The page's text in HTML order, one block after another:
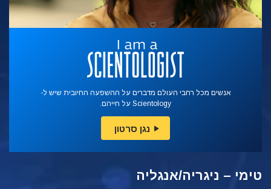
אנשים מכל רחבי העולם מדברים על ההשפעה החיובית שיש ל-
Scientology על חייהם.
נגן סרטון
טימי – ניגריה/אנגליה